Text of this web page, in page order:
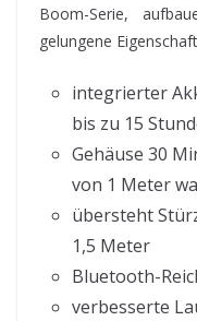
Boom-Serie,
gelungene
integrierter
bis zu 15
Gehäuse 30
von 1 Meter
übersteht
1,5 Meter
Bluetooth-
verbesserte